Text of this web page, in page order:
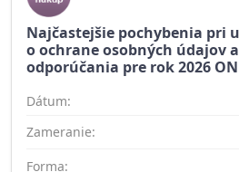
Najčastejšie pochybenia pri
o ochrane osobných údajov
odporúčania pre rok 2026
Dátum:
Zameranie:
Forma: